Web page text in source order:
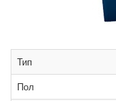
Тип
Пол